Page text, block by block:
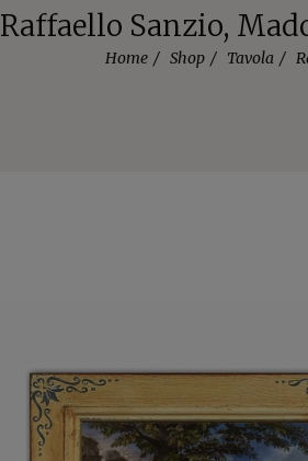
Raffaello Sanzio,
Home Shop Tavola